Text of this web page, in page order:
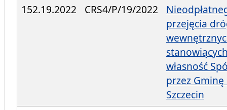
152.19.2022
CRS4/P/19/2022
przejęcia
własność
przez
Szczecin